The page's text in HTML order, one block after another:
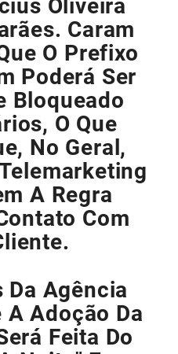
Oliveira
Caram
O Prefixo
Poderá Ser
Bloqueado
O Que
No Geral,
A Regra
Com
Da Agência
Adoção Da
Feita Do